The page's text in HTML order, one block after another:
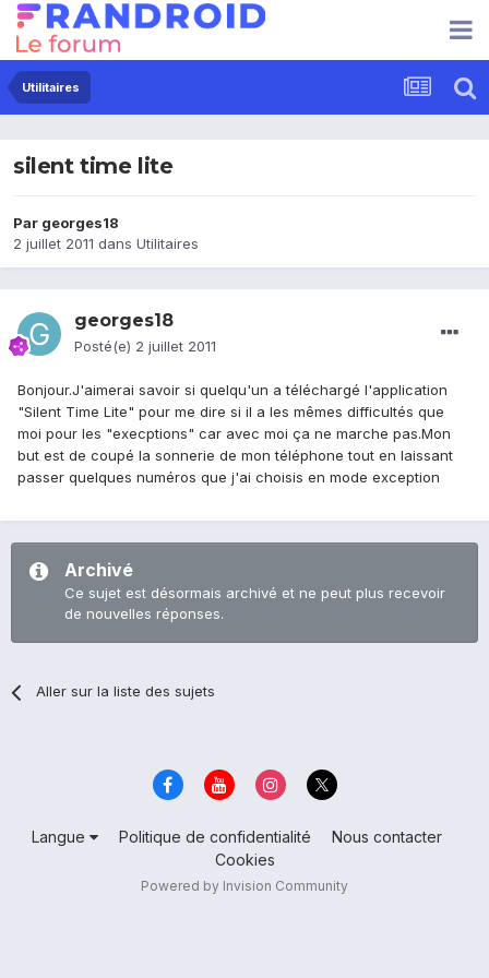
Utilitaires
silent time lite
Par georges18
2 juillet 2011 dans Utilitaires
georges18
Posté(e) 2 juillet 2011
Bonjour.J'aimerai savoir si quelqu'un a téléchargé l'application
"Silent Time Lite" pour me dire si il a les mêmes difficultés que
moi pour les "execptions" car avec moi ça ne marche pas.Mon
but est de coupé la sonnerie de mon téléphone tout en laissant
passer quelques numéros que j'ai choisis en mode exception
Archivé
Ce sujet est désormais archivé et ne peut plus recevoir
de nouvelles réponses.
Aller sur la liste des sujets
Langue Politique de confidentialité
Nous contacter
Cookies
Powered by Invision Community